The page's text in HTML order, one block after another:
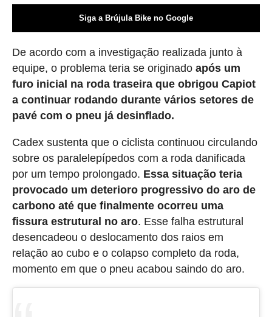
Siga a Brújula Bike no Google
De acordo com a investigação realizada junto à
equipe, o problema teria se originado após um
furo inicial na roda traseira que obrigou Capiot
a continuar rodando durante vários setores de
pavé com o pneu já desinflado.
Cadex sustenta que o ciclista continuou circulando
sobre os paralelepípedos com a roda danificada
por um tempo prolongado. Essa situação teria
provocado um deterioro progressivo do aro de
carbono até que finalmente ocorreu uma
fissura estrutural no aro. Esse falha estrutural
desencadeou o deslocamento dos raios em
relação ao cubo e o colapso completo da roda,
momento em que o pneu acabou saindo do aro.